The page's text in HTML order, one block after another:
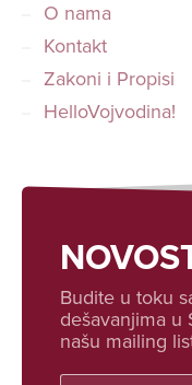
O nama
Kontakt
Zakoni i Propisi
HelloVojvodina!
Budite u toku
dešavanjima u
našu mailing